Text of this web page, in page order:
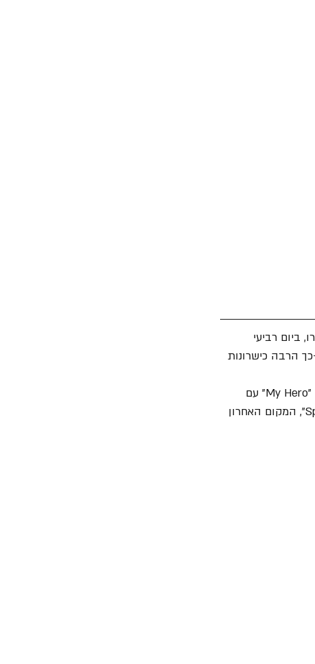
ביום רביעי
כך הרבה כישרונות
וגם בבלגיה ערכו השבוע מופע מחווה לטיילור עם לא פחות מ- 100 מתופפים ניגנו לזכרו את "My Hero" עם
להקת הרוק הבלגית "Black Box Revelation". המחווה נערכה באולם "Sportpaleis Antwerp", המקום האחרון